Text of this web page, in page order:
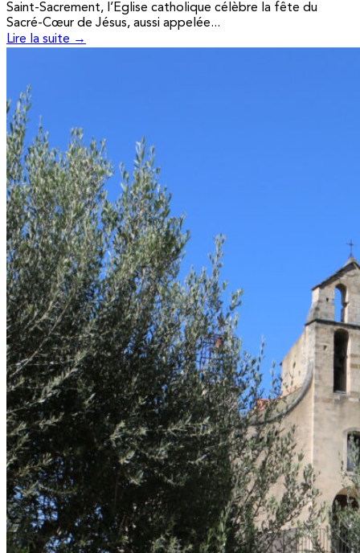
Saint-Sacrement, l’Eglise catholique célèbre la fête du
Sacré-Cœur de Jésus, aussi appelée...
Lire la suite →